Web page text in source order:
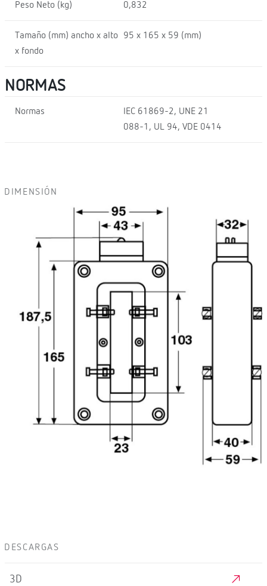
Peso Neto (kg) 0,832
Tamaño (mm) ancho x alto
x fondo
95 x 165 x 59 (mm)
NORMAS
Normas
IEC 61869-2, UNE 21
088-1, UL 94, VDE 0414
DIMENSIÓN
DESCARGAS
3D